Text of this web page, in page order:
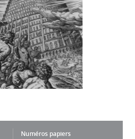
Numéros papiers